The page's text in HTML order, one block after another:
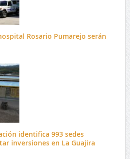
Rosario Pumarejo serán
identifica 993 sedes
inversiones en La Guajira